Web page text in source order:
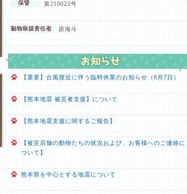
第210023号
原海斗
【重要】台風接近に伴う臨時休業のお知らせ（8月7日）
【熊本地震 被災者支援】について
【熊本地震支援に関するご報告】
【被災店舗の動物たちの状況および、お客様へのご連絡に
ついて】
熊本県を中心とする地震について